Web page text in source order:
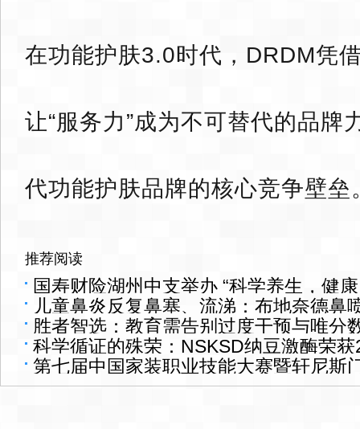
在功能护肤3.0时代，DRDM凭
让“服务力”成为不可替代的品牌
代功能护肤品牌的核心竞争壁垒
推荐阅读
国寿财险湖州中支举办 “科学养生，健
儿童鼻炎反复鼻塞、流涕：布地奈德鼻
胜者智选：教育需告别过度干预与唯分
科学循证的殊荣：NSKSD纳豆激酶荣
新产品”奖
第七届中国家装职业技能大赛暨轩尼斯
大赛深圳赛区盛大启幕！